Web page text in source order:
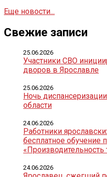
Еще новости...
Свежие записи
Участники СВО
дворов в Ярославле
25.06.2026
Ночь
области
25.06.2026
Работники
бесплатное обучение
«Производительность
24.06.2026
24.06.2026